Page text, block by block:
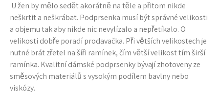
U žen by mělo sedět akorátně na těle a přitom nikde
neškrtit a neškrábat. Podprsenka musí být správné velikosti
a objemu tak aby nikde nic nevylízalo a nepřetíkalo. O
velikosti dobře poradí prodavačka. Při větších velikostech je
nutné brát zřetel na šíři ramínek, čím větší velikost tím širší
ramínka. Kvalitní dámské podprsenky bývají zhotoveny ze
směsových materiálů s vysokým podílem bavlny nebo
viskózy.